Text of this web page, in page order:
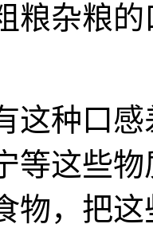
粮杂粮
种口感
等这些
物，把